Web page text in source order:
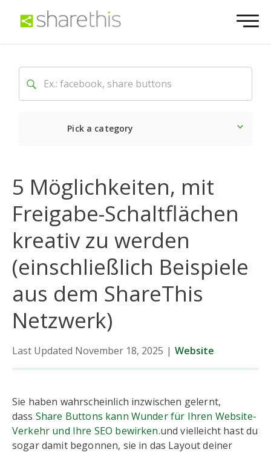
Pick a category
5 Möglichkeiten, mit
Freigabe-Schaltflächen
kreativ zu werden
(einschließlich Beispiele
aus dem ShareThis
Netzwerk)
Last Updated November 18, 2025 | Website
Sie haben wahrscheinlich inzwischen gelernt,
dass Share Buttons kann Wunder für Ihren Website-
Verkehr und Ihre SEO bewirken.und vielleicht hast du
sogar damit begonnen, sie in das Layout deiner